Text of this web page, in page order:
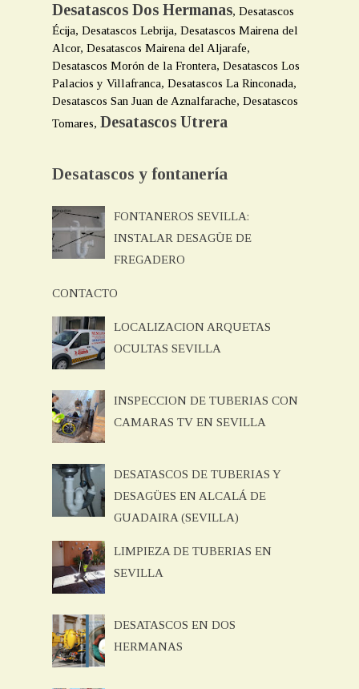
Desatascos Dos Hermanas, Desatascos
Écija, Desatascos Lebrija, Desatascos Mairena del
Alcor, Desatascos Mairena del Aljarafe,
Desatascos Morón de la Frontera, Desatascos Los
Palacios y Villafranca, Desatascos La Rinconada,
Desatascos San Juan de Aznalfarache, Desatascos
Tomares, Desatascos Utrera
Desatascos y fontanería
FONTANEROS SEVILLA:
INSTALAR DESAGÜE DE
FREGADERO
CONTACTO
LOCALIZACION ARQUETAS
OCULTAS SEVILLA
INSPECCION DE TUBERIAS CON
CAMARAS TV EN SEVILLA
DESATASCOS DE TUBERIAS Y
DESAGÜES EN ALCALÁ DE
GUADAIRA (SEVILLA)
LIMPIEZA DE TUBERIAS EN
SEVILLA
DESATASCOS EN DOS
HERMANAS